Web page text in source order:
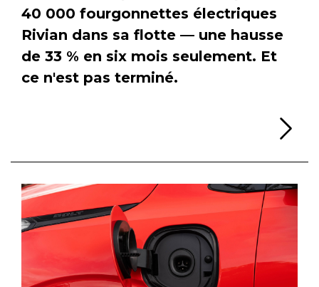
40 000 fourgonnettes électriques
Rivian dans sa flotte — une hausse
de 33 % en six mois seulement. Et
ce n'est pas terminé.